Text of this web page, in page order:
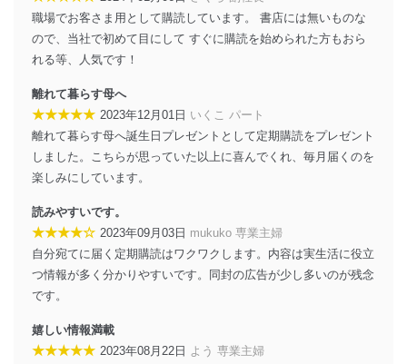
職場でお客さま用として購読しています。 書店には無いものな
ので、当社で初めて目にして すぐに購読を始められた方もおら
れる等、人気です！
離れて暮らす母へ
★★★★★ 2023年12月01日 いくこ パート
離れて暮らす母へ誕生日プレゼントとして定期購読をプレゼント
しました。こちらが思っていた以上に喜んでくれ、毎月届くのを
楽しみにしています。
読みやすいです。
★★★★☆ 2023年09月03日 mukuko 専業主婦
自分宛てに届く定期購読はワクワクします。内容は実生活に役立
つ情報が多く分かりやすいです。同封の広告が少し多いのが残念
です。
嬉しい情報満載
★★★★★ 2023年08月22日 よう 専業主婦